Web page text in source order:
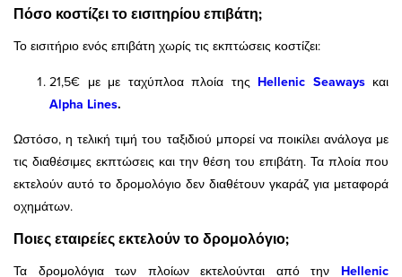
Πόσο κοστίζει το εισιτηρίου επιβάτη;
Το εισιτήριο ενός επιβάτη χωρίς τις εκπτώσεις κοστίζει:
21,5€ με με ταχύπλοα πλοία της Hellenic Seaways και
Alpha Lines.
Ωστόσο, η τελική τιμή του ταξιδιού μπορεί να ποικίλει ανάλογα με
τις διαθέσιμες εκπτώσεις και την θέση του επιβάτη. Τα πλοία που
εκτελούν αυτό το δρομολόγιο δεν διαθέτουν γκαράζ για μεταφορά
οχημάτων.
Ποιες εταιρείες εκτελούν το δρομολόγιο;
Τα δρομολόγια των πλοίων εκτελούνται από την Hellenic